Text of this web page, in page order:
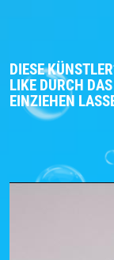
DIESE
LIKE DURCH
EINZIEHEN